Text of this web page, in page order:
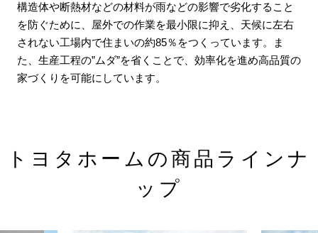
構造体や断熱材などの材料が雨などの影響で劣化すること
を防ぐために、屋外での作業を最小限に抑え、天候に左右
されない工場内で住まいの約85％をつくっています。ま
た、生産工程の”ムダ”を省くことで、効率化を進め高品質の
家づくりを可能にしています。
トヨタホームの商品ラインナ
ップ